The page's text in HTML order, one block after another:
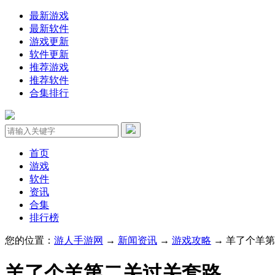
最新游戏
最新软件
游戏更新
软件更新
推荐游戏
推荐软件
合集排行
首页
游戏
软件
资讯
合集
排行榜
您的位置： 游人手游网 → 新闻资讯 → 游戏攻略 → 羊了个羊